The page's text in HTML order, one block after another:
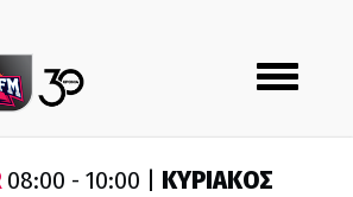
Toggle
navigation
08:00 - 10:00 | ΚΥΡΙΑΚΟΣ